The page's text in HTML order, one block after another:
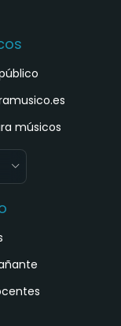
músicos